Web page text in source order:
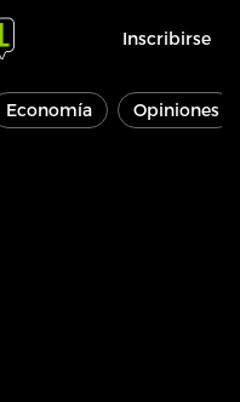
Inscribirse
Economía Opiniones